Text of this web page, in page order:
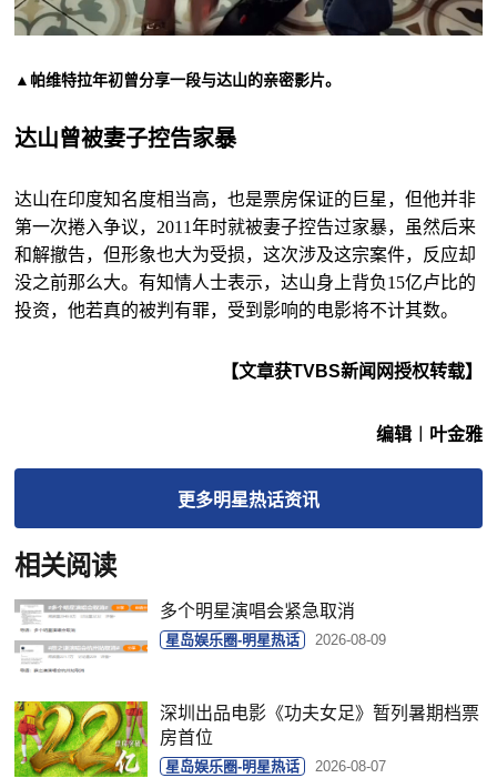
▲帕维特拉年初曾分享一段与达山的亲密影片。
达山曾被妻子控告家暴
达山在印度知名度相当高，也是票房保证的巨星，但他并非
第一次捲入争议，2011年时就被妻子控告过家暴，虽然后来
和解撤告，但形象也大为受损，这次涉及这宗案件，反应却
没之前那么大。有知情人士表示，达山身上背负15亿卢比的
投资，他若真的被判有罪，受到影响的电影将不计其数。
【文章获TVBS新闻网授权转载】
编辑︱叶金雅
更多明星热话资讯
相关阅读
多个明星演唱会紧急取消
星岛娱乐圈-明星热话 2026-08-09
深圳出品电影《功夫女足》暂列暑期档票
房首位
星岛娱乐圈-明星热话 2026-08-07